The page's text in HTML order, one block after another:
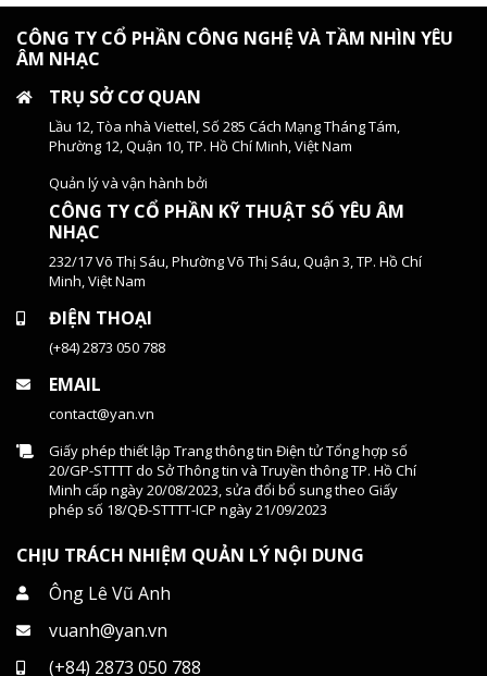
CÔNG TY CỔ PHẦN CÔNG NGHỆ VÀ TẦM NHÌN YÊU
ÂM NHẠC
TRỤ SỞ CƠ QUAN
Lầu 12, Tòa nhà Viettel, Số 285 Cách Mạng Tháng Tám,
Phường 12, Quận 10, TP. Hồ Chí Minh, Việt Nam
Quản lý và vận hành bởi
CÔNG TY CỔ PHẦN KỸ THUẬT SỐ YÊU ÂM
NHẠC
232/17 Võ Thị Sáu, Phường Võ Thị Sáu, Quận 3, TP. Hồ Chí
Minh, Việt Nam
ĐIỆN THOẠI
(+84) 2873 050 788
EMAIL
contact@yan.vn
Giấy phép thiết lập Trang thông tin Điện tử Tổng hợp số
20/GP-STTTT do Sở Thông tin và Truyền thông TP. Hồ Chí
Minh cấp ngày 20/08/2023, sửa đổi bổ sung theo Giấy
phép số 18/QĐ-STTTT-ICP ngày 21/09/2023
CHỊU TRÁCH NHIỆM QUẢN LÝ NỘI DUNG
Ông Lê Vũ Anh
vuanh@yan.vn
(+84) 2873 050 788